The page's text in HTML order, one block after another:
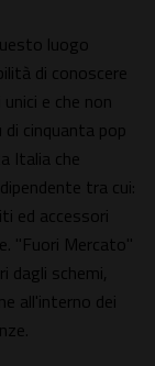
luogo
di conoscere
e che non
cinquanta pop
Italia che
tra cui:
ed accessori
"Fuori Mercato"
schemi,
all'interno dei